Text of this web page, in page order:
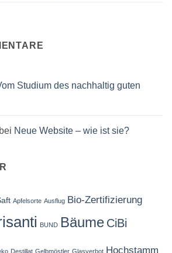
Studium des nachhaltig guten
bei Neue Website – wie ist sie?
Apfelsorte Ausflug Bio-Zertifizierung
BUND Bäume CiBi
Destillat Gelbmöstler Glasverbot Hochstamm